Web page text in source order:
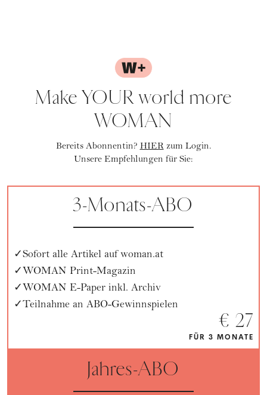
Make YOUR world more
WOMAN
Bereits Abonnentin?HIERzum Login.
Unsere Empfehlungen für Sie:
3-Monats-ABO
Sofort alle Artikel auf woman.at
WOMAN Print-Magazin
WOMAN E-Paper inkl. Archiv
Teilnahme an ABO-Gewinnspielen
€ 27
FÜR 3 MONATE
Jahres-ABO